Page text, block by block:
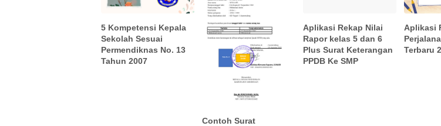
5 Kompetensi Kepala
Sekolah Sesuai
Permendiknas No. 13
Tahun 2007
Contoh Surat
Aplikasi Rekap Nilai
Rapor kelas 5 dan 6
Plus Surat Keterangan
PPDB Ke SMP
Aplikasi
Terbaru